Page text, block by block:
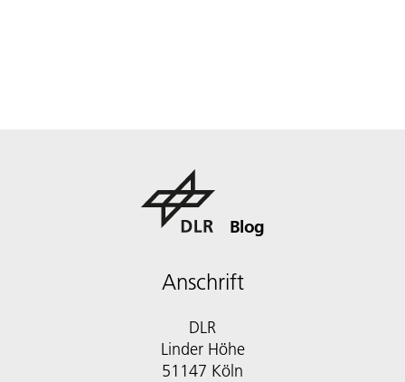
Blog
Anschrift
DLR
Linder Höhe
51147 Köln